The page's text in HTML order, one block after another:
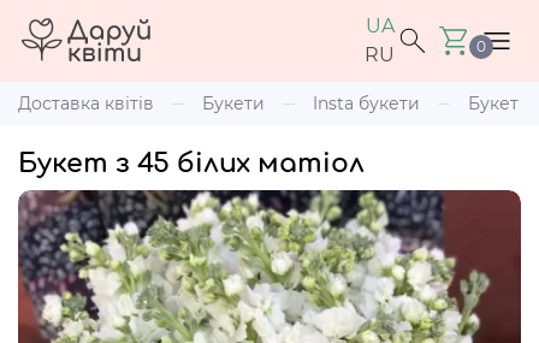
UA
RU
0
Доставка квітів Букети Insta букети Букет з
Букет з 45 білих матіол